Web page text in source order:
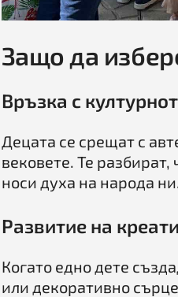
Защо да
Връзка с
Децата се срещат с
вековете. Те разбират,
носи духа на народа
Развитие на
Когато едно дете
или декоративно